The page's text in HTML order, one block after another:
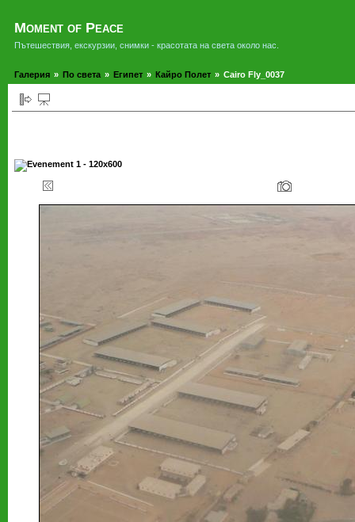
Moment of Peace
Пътешествия, екскурзии, снимки - красотата на света около нас.
Галерия » По света » Египет » Кайро Полет » Cairo Fly_0037